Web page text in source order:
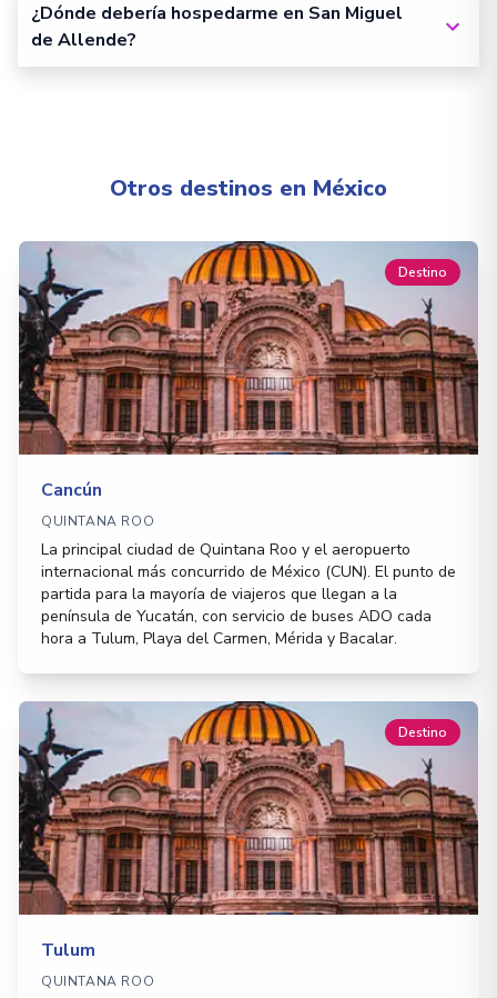
¿Dónde debería hospedarme en San Miguel
de Allende?
Otros destinos en México
Destino
Cancún
QUINTANA ROO
La principal ciudad de Quintana Roo y el aeropuerto
internacional más concurrido de México (CUN). El punto de
partida para la mayoría de viajeros que llegan a la
península de Yucatán, con servicio de buses ADO cada
hora a Tulum, Playa del Carmen, Mérida y Bacalar.
Destino
Tulum
QUINTANA ROO